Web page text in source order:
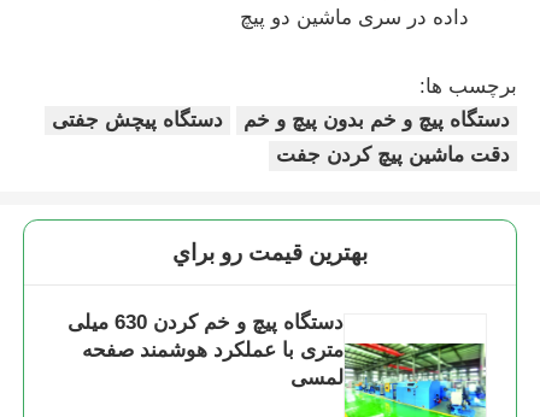
داده در سری ماشین دو پیچ
برچسب ها:
دستگاه پیچ و خم بدون پیچ و خم
دستگاه پیچش جفتی
دقت ماشین پیچ کردن جفت
بهترين قيمت رو براي
دستگاه پیچ و خم کردن 630 میلی
متری با عملکرد هوشمند صفحه
لمسی